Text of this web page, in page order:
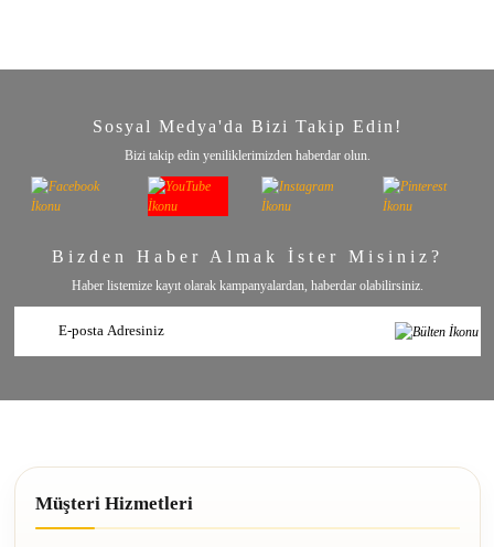
Sosyal Medya'da Bizi Takip Edin!
Bizi takip edin yeniliklerimizden haberdar olun.
Bizden Haber Almak İster Misiniz?
Haber listemize kayıt olarak kampanyalardan, haberdar olabilirsiniz.
Müşteri Hizmetleri